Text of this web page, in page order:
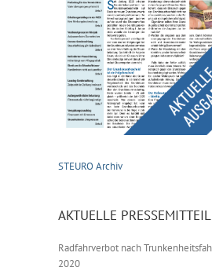
STEURO Archiv
AKTUELLE
Radfahrverbot nach
2020